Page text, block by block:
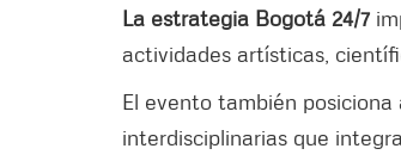
La estrategia Bogotá 24/7
actividades artísticas,
El evento también posiciona
interdisciplinarias que